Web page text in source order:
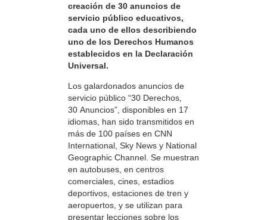
creación de 30 anuncios de
servicio público educativos,
cada uno de ellos describiendo
uno de los Derechos Humanos
establecidos en la Declaración
Universal.
Los galardonados anuncios de
servicio público “30 Derechos,
30 Anuncios”, disponibles en 17
idiomas, han sido transmitidos en
más de 100 países en CNN
International, Sky News y National
Geographic Channel. Se muestran
en autobuses, en centros
comerciales, cines, estadios
deportivos, estaciones de tren y
aeropuertos, y se utilizan para
presentar lecciones sobre los